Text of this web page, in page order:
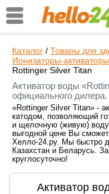
Каталог / Товары для
Ионизаторы-
Rottinger Silver Titan
Активатор воды
официального
«Rottinger Silver Titan» -
катодом, позволяющий
и щелочную (живую)
выгодной цене Вы
Хелло-24.ру. Мы быстро
Казахстан и Беларусь.
круглосуточно!
Активатор